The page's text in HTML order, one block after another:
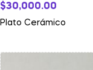
$30,000.00
Plato Cerámico